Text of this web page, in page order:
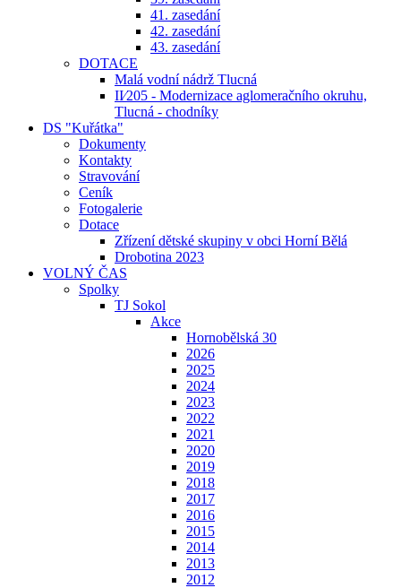
41. zasedání
42. zasedání
43. zasedání
DOTACE
Malá vodní nádrž Tlucná
II⁄205 - Modernizace aglomeračního okruhu,
Tlucná - chodníky
DS "Kuřátka"
Dokumenty
Kontakty
Stravování
Ceník
Fotogalerie
Dotace
Zřízení dětské skupiny v obci Horní Bělá
Drobotina 2023
VOLNÝ ČAS
Spolky
TJ Sokol
Akce
Hornobělská 30
2026
2025
2024
2023
2022
2021
2020
2019
2018
2017
2016
2015
2014
2013
2012